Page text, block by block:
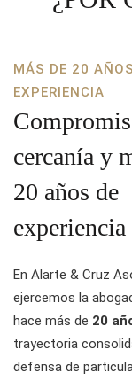
MÁS DE 20
EXPERIENCIA
cercanía y
20 años de
experiencia
En Alarte & Cruz
ejercemos la
hace más de 20
trayectoria
defensa de